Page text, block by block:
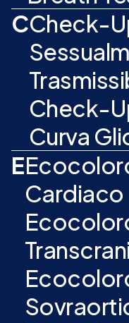
CCheck-
Check-
Curva
E
Cardiaco